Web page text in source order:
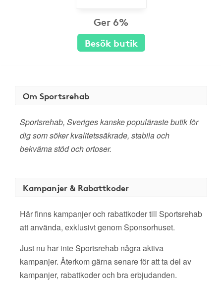
Ger 6%
Besök butik
Om Sportsrehab
Sportsrehab, Sveriges kanske populäraste butik för
dig som söker kvalitetssäkrade, stabila och
bekväma stöd och ortoser.
Kampanjer & Rabattkoder
Här finns kampanjer och rabattkoder till Sportsrehab
att använda, exklusivt genom Sponsorhuset.
Just nu har inte Sportsrehab några aktiva
kampanjer. Återkom gärna senare för att ta del av
kampanjer, rabattkoder och bra erbjudanden.